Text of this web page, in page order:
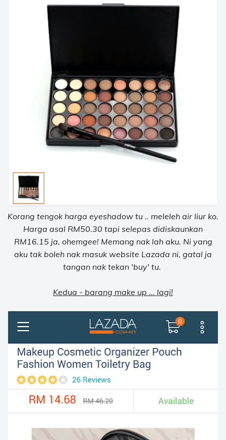
Korang tengok harga eyeshadow tu .. meleleh air liur ko.
Harga asal RM50.30 tapi selepas didiskaunkan
RM16.15 ja, ohemgee! Memang nak lah aku. Ni yang
aku tak boleh nak masuk website Lazada ni, gatal ja
tangan nak tekan 'buy' tu.
Kedua - barang make up ... lagi!